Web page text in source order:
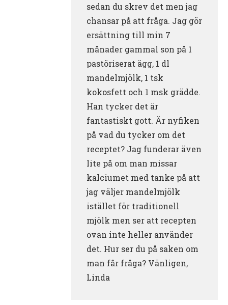
sedan du skrev det men jag
chansar på att fråga. Jag gör
ersättning till min 7
månader gammal son på 1
pastöriserat ägg, 1 dl
mandelmjölk, 1 tsk
kokosfett och 1 msk grädde.
Han tycker det är
fantastiskt gott. Är nyfiken
på vad du tycker om det
receptet? Jag funderar även
lite på om man missar
kalciumet med tanke på att
jag väljer mandelmjölk
istället för traditionell
mjölk men ser att recepten
ovan inte heller använder
det. Hur ser du på saken om
man får fråga? Vänligen,
Linda